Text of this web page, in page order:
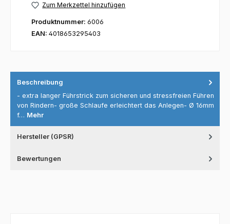
Zum Merkzettel hinzufügen
Produktnummer: 6006
EAN: 4018653295403
Beschreibung
- extra langer Führstrick zum sicheren und stressfreien Führen
von Rindern- große Schlaufe erleichtert das Anlegen- Ø 16mm
f… Mehr
Hersteller (GPSR)
Bewertungen